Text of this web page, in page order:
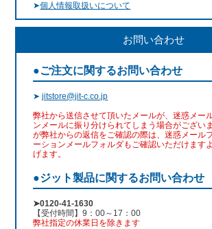
➤個人情報取扱いについて
お問い合わせ
●ご注文に関するお問い合わせ
➤jitstore@jit-c.co.jp
弊社から送信させて頂いたメールが、迷惑メー
ンメールに振り分けられてしまう場合がござい
が弊社からの返信をご確認の際は、迷惑メール
ーションメールフォルダもご確認いただけます
げます。
●ジット製品に関するお問い合わせ
➤0120-41-1630
【受付時間】9：00～17：00
弊社指定の休業日を除きます